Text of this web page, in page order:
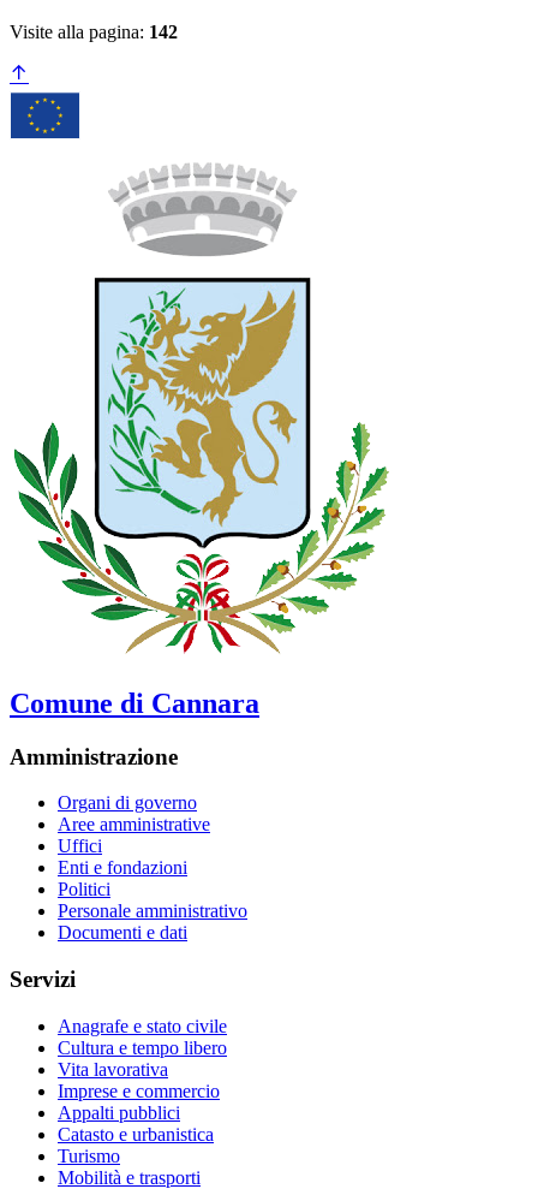
Visite alla pagina: 142
Comune di Cannara
Amministrazione
Organi di governo
Aree amministrative
Uffici
Enti e fondazioni
Politici
Personale amministrativo
Documenti e dati
Servizi
Anagrafe e stato civile
Cultura e tempo libero
Vita lavorativa
Imprese e commercio
Appalti pubblici
Catasto e urbanistica
Turismo
Mobilità e trasporti